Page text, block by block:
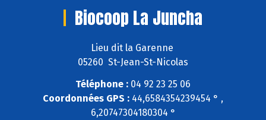
Biocoop La Juncha
Lieu dit la Garenne
05260 St-Jean-St-Nicolas
Téléphone : 04 92 23 25 06
Coordonnées GPS : 44,6584354239454 ° ,
6,20747304180304 °